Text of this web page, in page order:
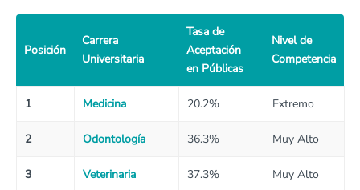
Posición
Carrera
Universitaria
Tasa de
Aceptación
en Públicas
Nivel de
Competencia
1 Medicina 20.2% Extremo
2 Odontología 36.3% Muy Alto
3 Veterinaria 37.3% Muy Alto